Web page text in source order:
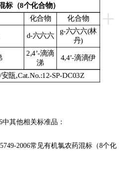
+
标（8个化合物）
化合物 化合物
d-六六六
g-六六六(林
丹)
2,4’-滴滴
涕
4,4’-滴滴伊
瓿,Cat.No.:12-SP-DC03Z
其他相关标准品：
2006常见有机氯农药混标（8个化